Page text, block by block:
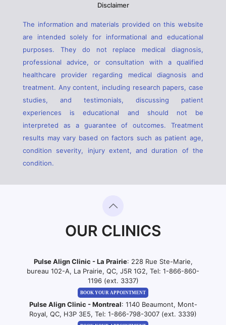
Disclaimer
The information and materials provided on this website
are intended solely for informational and educational
purposes. They do not replace medical diagnosis,
professional advice, or consultation with a qualified
healthcare provider regarding medical diagnosis and
treatment. Any content, including research papers, case
studies, and testimonials, discussing patient
experiences is educational and should not be
interpreted as a guarantee of outcomes. Treatment
results may vary based on factors such as patient age,
condition severity, injury extent, and duration of the
condition.
OUR CLINICS
Pulse Align Clinic - La Prairie: 228 Rue Ste-Marie,
bureau 102-A, La Prairie, QC, J5R 1G2, Tel: 1-866-860-
1196 (ext. 3337)
BOOK YOUR APPOINTMENT
Pulse Align Clinic - Montreal: 1140 Beaumont, Mont-
Royal, QC, H3P 3E5, Tel: 1-866-798-3007 (ext. 3339)